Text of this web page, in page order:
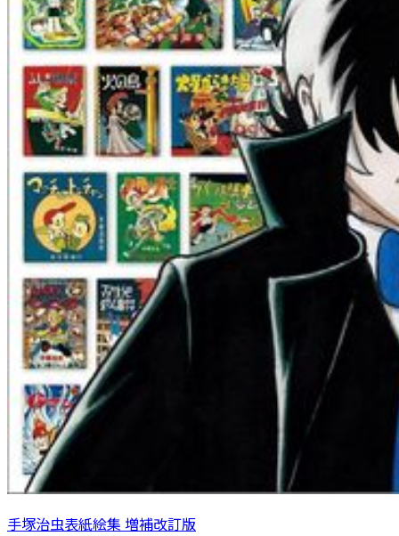
手塚治虫表紙絵集 増補改訂版